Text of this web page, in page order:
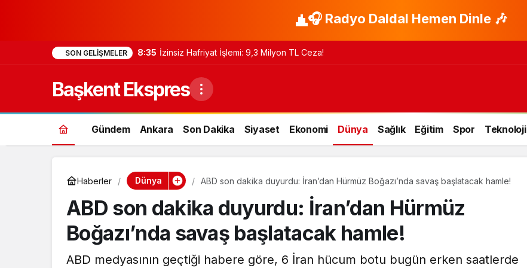
🎧 Radyo Daldal Hemen Dinle 🎶
SON GELIŞMELER 8:35 İzinsiz Hafriyat İşlemi: 9,3 Milyon TL Ceza!
Başkent Ekspres
Gündem Ankara Son Dakika Siyaset Ekonomi Dünya Sağlık Eğitim Spor Teknoloji
Haberler Dünya ABD son dakika duyurdu: İran’dan Hürmüz Boğazı’nda savaş başlatacak hamle!
ABD son dakika duyurdu: İran’dan Hürmüz
Boğazı’nda savaş başlatacak hamle!
ABD medyasının geçtiği habere göre, 6 İran hücum botu bugün erken saatlerde